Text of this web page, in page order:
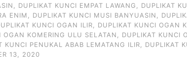
DUPLIKAT KUNCI EMPAT LAWANG DUPLIKAT
ENIM DUPLIKAT KUNCI MUSI BANYUASIN
KUNCI OGAN ILIR DUPLIKAT KUNCI OGAN
OGAN KOMERING ULU SELATAN DUPLIKAT KUNCI
KUNCI PENUKAL ABAB LEMATANG ILIR DUPLIKAT
13, 2020